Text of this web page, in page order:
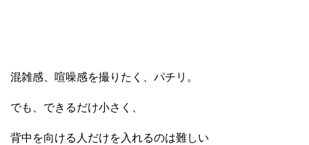
混雑感、喧噪感を撮りたく、パチリ。
でも、できるだけ小さく、
背中を向ける人だけを入れるのは難しい